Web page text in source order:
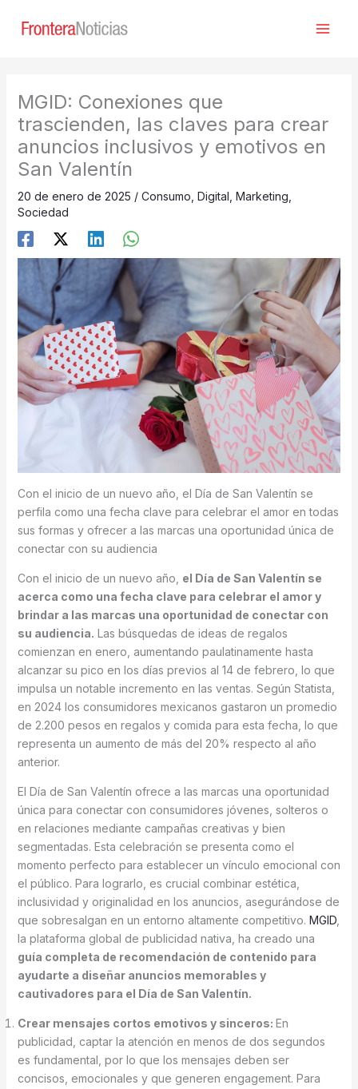
MGID: Conexiones que
trascienden, las claves para crear
anuncios inclusivos y emotivos en
San Valentín
20 de enero de 2025 / Consumo Digital Marketing
Sociedad
Con el inicio de un nuevo año, el Día de San Valentín se
perfila como una fecha clave para celebrar el amor en todas
sus formas y ofrecer a las marcas una oportunidad única de
conectar con su audiencia
Con el inicio de un nuevo año, el Día de San Valentín se
acerca como una fecha clave para celebrar el amor y
brindar a las marcas una oportunidad de conectar con
su audiencia. Las búsquedas de ideas de regalos
comienzan en enero, aumentando paulatinamente hasta
alcanzar su pico en los días previos al 14 de febrero, lo que
impulsa un notable incremento en las ventas. Según Statista,
en 2024 los consumidores mexicanos gastaron un promedio
de 2.200 pesos en regalos y comida para esta fecha, lo que
representa un aumento de más del 20% respecto al año
anterior.
El Día de San Valentín ofrece a las marcas una oportunidad
única para conectar con consumidores jóvenes, solteros o
en relaciones mediante campañas creativas y bien
segmentadas. Esta celebración se presenta como el
momento perfecto para establecer un vínculo emocional con
el público. Para lograrlo, es crucial combinar estética,
inclusividad y originalidad en los anuncios, asegurándose de
que sobresalgan en un entorno altamente competitivo. MGID,
la plataforma global de publicidad nativa, ha creado una
guía completa de recomendación de contenido para
ayudarte a diseñar anuncios memorables y
cautivadores para el Día de San Valentín.
Crear mensajes cortos emotivos y sinceros: En
publicidad, captar la atención en menos de dos segundos
es fundamental, por lo que los mensajes deben ser
concisos, emocionales y que generen engagement. Para